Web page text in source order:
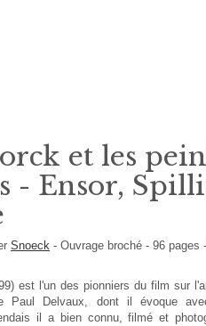
et les
- Ensor,
Snoeck -Ouvrage broché-96pages
est l'un des pionniers du film sur
Paul Delvaux, dont il évoque
il a bien connu, filmé et